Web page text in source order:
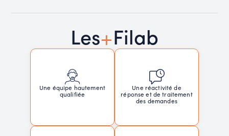
Les+Filab
Une équipe hautement
qualifiée
Une réactivité de
réponse et de traitement
des demandes